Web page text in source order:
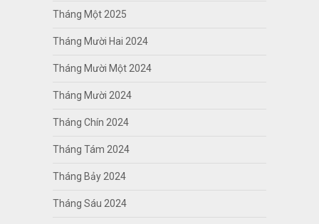
Tháng Một 2025
Tháng Mười Hai 2024
Tháng Mười Một 2024
Tháng Mười 2024
Tháng Chín 2024
Tháng Tám 2024
Tháng Bảy 2024
Tháng Sáu 2024